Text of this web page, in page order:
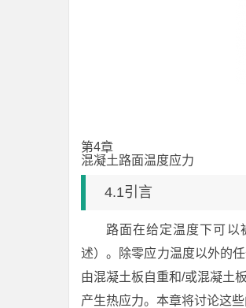
第4章
混凝土路面温度应力
4.1引言
路面在给定温度下可以
述）。除零应力温度以外的
由混凝土板自重和/或混凝土
产生热应力。本章将讨论这些